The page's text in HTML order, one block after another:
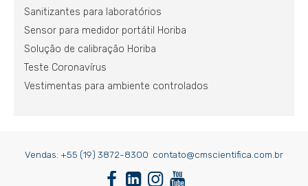
Sanitizantes para laboratórios
Sensor para medidor portátil Horiba
Solução de calibração Horiba
Teste Coronavírus
Vestimentas para ambiente controlados
Vendas: +55 (19) 3872-8300 contato@cmscientifica.com.br